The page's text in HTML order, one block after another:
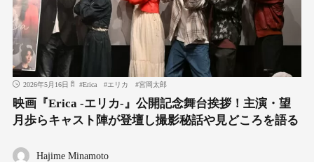
2026年5月16日 #Erica #エリカ #宮岡太郎
映画『Erica -エリカ-』公開記念舞台挨拶！主演・望
月歩らキャスト陣が登壇し撮影秘話や見どころを語る
Hajime Minamoto